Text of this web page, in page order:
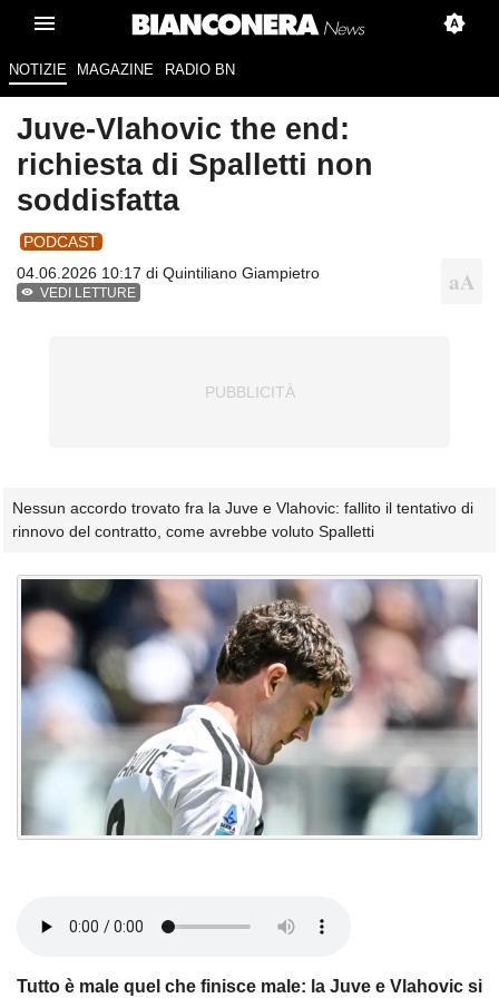
NOTIZIE MAGAZINE RADIO BN
Juve-Vlahovic the end:
richiesta di Spalletti non
soddisfatta
PODCAST
04.06.2026 10:17 di Quintiliano Giampietro
VEDI LETTURE
Nessun accordo trovato fra la Juve e Vlahovic: fallito il tentativo di
rinnovo del contratto, come avrebbe voluto Spalletti
Tutto è male quel che finisce male: la Juve e Vlahovic si